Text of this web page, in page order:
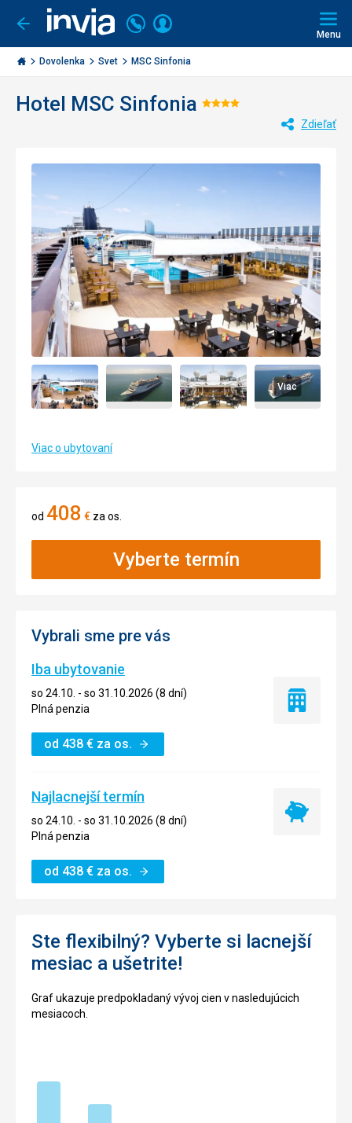
Ísť
späť
Invia.sk
Volajte
+421
2
3221
Prihlásiť
Menu
Dovolenka Svet MSC Sinfonia
Hotel MSC Sinfonia Hodnotenie:
Zdieľať
Viac
Viac o ubytovaní
od 408 € za os.
Vyberte termín
Vybrali sme pre vás
Iba ubytovanie
so 24.10. - so 31.10.2026 (8 dní)
Plná penzia
od 438 € za os.
Iba
Najlacnejší termín
so 24.10. - so 31.10.2026 (8 dní)
Plná penzia
od 438 € za os.
Najlacnejší
Ste flexibilný? Vyberte si lacnejší
mesiac a ušetrite!
Graf ukazuje predpokladaný vývoj cien v nasledujúcich
mesiacoch.